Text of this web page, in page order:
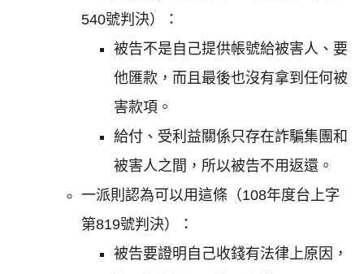
540號判決）：
被告不是自己提供帳號給被害人、要
他匯款，而且最後也沒有拿到任何被
害款項。
給付、受利益關係只存在詐騙集團和
被害人之間，所以被告不用返還。
一派則認為可以用這條（108年度台上字
第819號判決）：
被告要證明自己收錢有法律上原因，